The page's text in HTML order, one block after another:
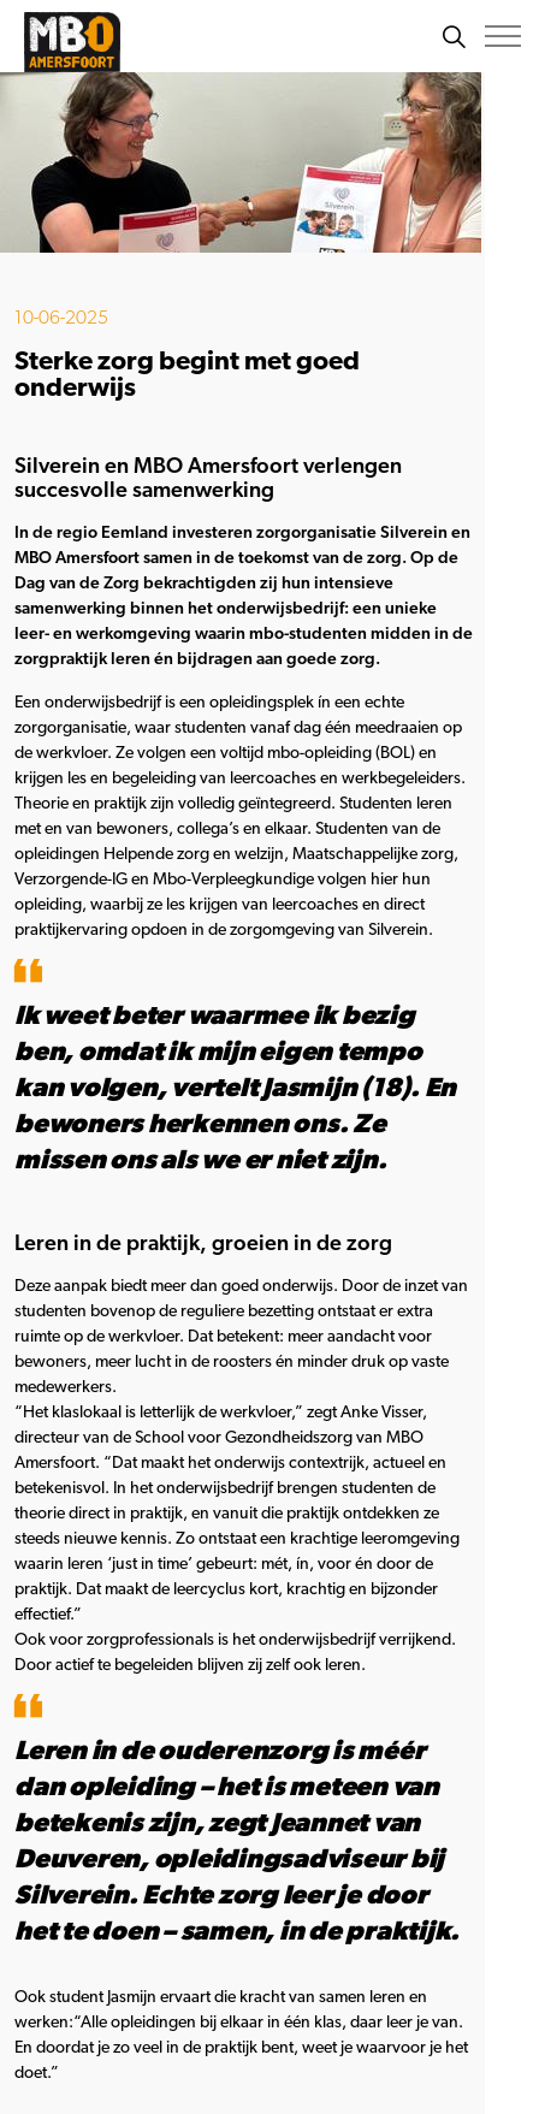
10-06-2025
Sterke zorg begint met goed
onderwijs
Silverein en MBO Amersfoort verlengen
succesvolle samenwerking
In de regio Eemland investeren zorgorganisatie Silverein en
MBO Amersfoort samen in de toekomst van de zorg. Op de
Dag van de Zorg bekrachtigden zij hun intensieve
samenwerking binnen het onderwijsbedrijf: een unieke
leer- en werkomgeving waarin mbo-studenten midden in de
zorgpraktijk leren én bijdragen aan goede zorg.
Een onderwijsbedrijf is een opleidingsplek ín een echte
zorgorganisatie, waar studenten vanaf dag één meedraaien op
de werkvloer. Ze volgen een voltijd mbo-opleiding (BOL) en
krijgen les en begeleiding van leercoaches en werkbegeleiders.
Theorie en praktijk zijn volledig geïntegreerd. Studenten leren
met en van bewoners, collega’s en elkaar. Studenten van de
opleidingen Helpende zorg en welzijn, Maatschappelijke zorg,
Verzorgende-IG en Mbo-Verpleegkundige volgen hier hun
opleiding, waarbij ze les krijgen van leercoaches en direct
praktijkervaring opdoen in de zorgomgeving van Silverein.
Ik weet beter waarmee ik bezig
ben, omdat ik mijn eigen tempo
kan volgen, vertelt Jasmijn (18). En
bewoners herkennen ons. Ze
missen ons als we er niet zijn.
Leren in de praktijk, groeien in de zorg
Deze aanpak biedt meer dan goed onderwijs. Door de inzet van
studenten bovenop de reguliere bezetting ontstaat er extra
ruimte op de werkvloer. Dat betekent: meer aandacht voor
bewoners, meer lucht in de roosters én minder druk op vaste
medewerkers.
“Het klaslokaal is letterlijk de werkvloer,” zegt Anke Visser,
directeur van de School voor Gezondheidszorg van MBO
Amersfoort. “Dat maakt het onderwijs contextrijk, actueel en
betekenisvol. In het onderwijsbedrijf brengen studenten de
theorie direct in praktijk, en vanuit die praktijk ontdekken ze
steeds nieuwe kennis. Zo ontstaat een krachtige leeromgeving
waarin leren ‘just in time’ gebeurt: mét, ín, voor én door de
praktijk. Dat maakt de leercyclus kort, krachtig en bijzonder
effectief.”
Ook voor zorgprofessionals is het onderwijsbedrijf verrijkend.
Door actief te begeleiden blijven zij zelf ook leren.
Leren in de ouderenzorg is méér
dan opleiding – het is meteen van
betekenis zijn, zegt Jeannet van
Deuveren, opleidingsadviseur bij
Silverein. Echte zorg leer je door
het te doen – samen, in de praktijk.
Ook student Jasmijn ervaart die kracht van samen leren en
werken:“Alle opleidingen bij elkaar in één klas, daar leer je van.
En doordat je zo veel in de praktijk bent, weet je waarvoor je het
doet.”